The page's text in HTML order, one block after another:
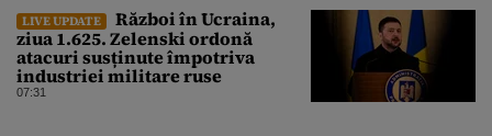
LIVE UPDATE
Război în Ucraina,
ziua 1.625. Zelenski ordonă
atacuri susținute împotriva
industriei militare ruse
07:31